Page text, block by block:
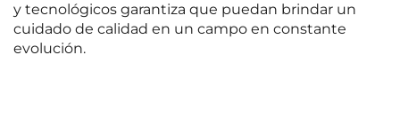
y tecnológicos garantiza que puedan brindar un
cuidado de calidad en un campo en constante
evolución.